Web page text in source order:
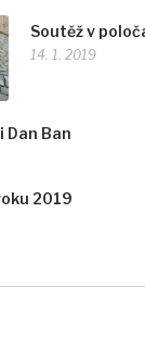
Soutěž v
14. 1. 2019
Dan Ban
2019